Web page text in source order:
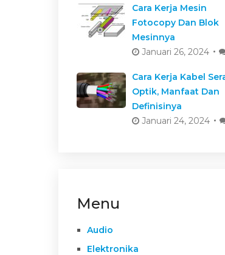
Cara Kerja Mesin
Fotocopy Dan Blok
Mesinnya
Januari 26, 2024
Cara Kerja Kabel
Optik, Manfaat Dan
Definisinya
Januari 24, 2024
Menu
Audio
Elektronika